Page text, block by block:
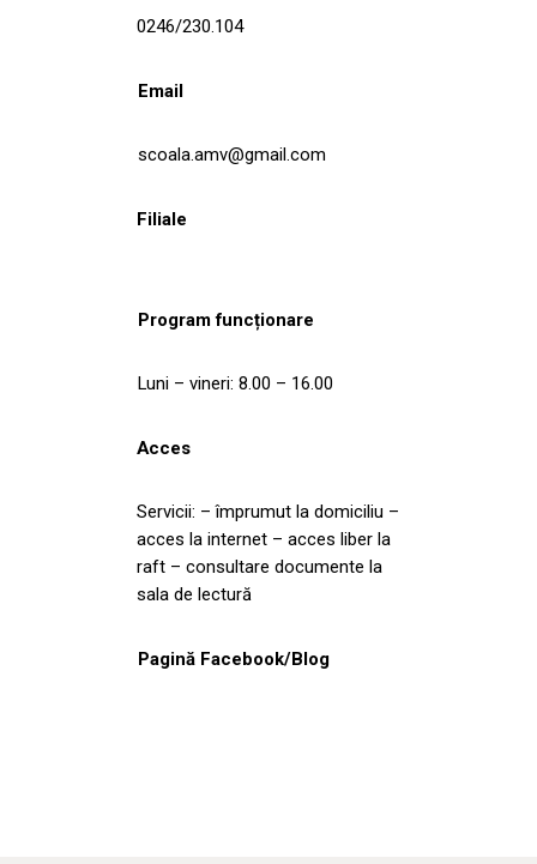
0246/230.104
Email
scoala.amv@gmail.com
Filiale
Program funcționare
Luni – vineri: 8.00 – 16.00
Acces
Servicii: – împrumut la domiciliu –
acces la internet – acces liber la
raft – consultare documente la
sala de lectură
Pagină Facebook/Blog